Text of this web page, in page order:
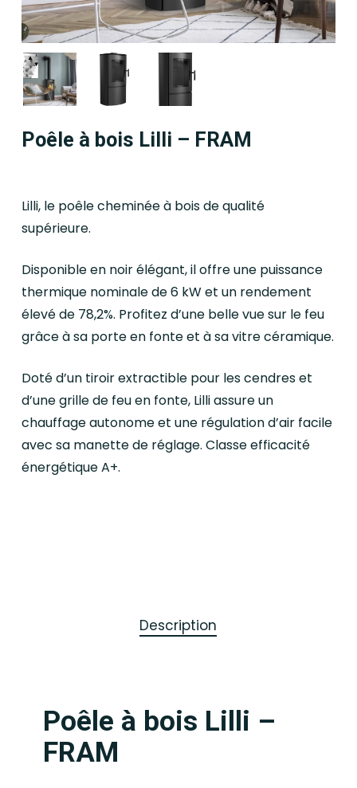
Poêle à bois Lilli – FRAM
Lilli, le poêle cheminée à bois de qualité
supérieure.
Disponible en noir élégant, il offre une puissance
thermique nominale de 6 kW et un rendement
élevé de 78,2%. Profitez d’une belle vue sur le feu
grâce à sa porte en fonte et à sa vitre céramique.
Doté d’un tiroir extractible pour les cendres et
d’une grille de feu en fonte, Lilli assure un
chauffage autonome et une régulation d’air facile
avec sa manette de réglage. Classe efficacité
énergétique A+.
Description
Poêle à bois Lilli –
FRAM